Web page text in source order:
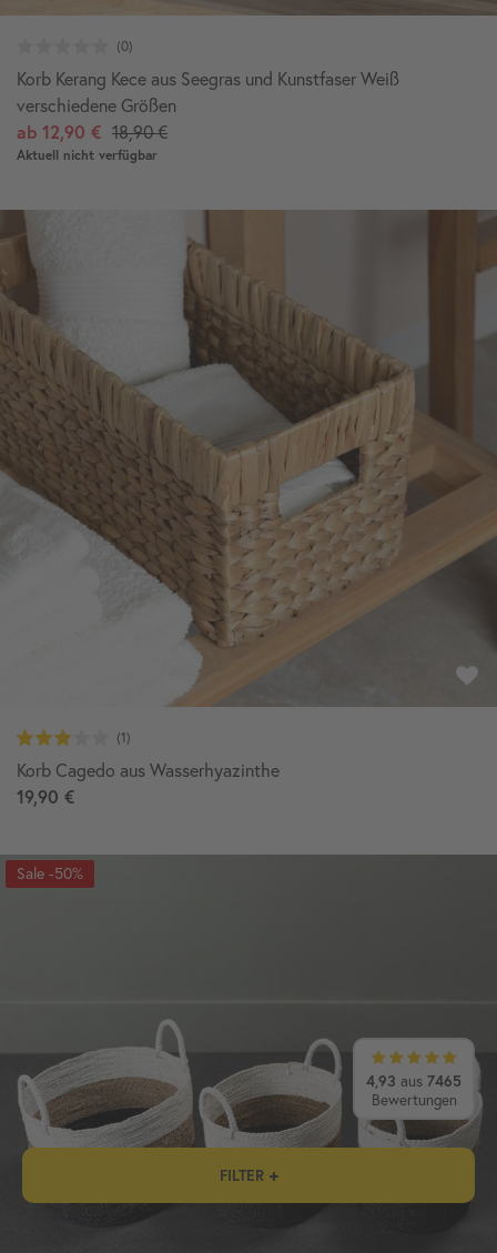
4,93 aus 7465
Bewertungen
Korb Kerang Kece aus Seegras und Kunstfaser Weiß
verschiedene Größen
ab 12,90 € 18,90 €
Aktuell nicht verfügbar
Korb Cagedo aus Wasserhyazinthe
19,90 €
-50%
FILTER